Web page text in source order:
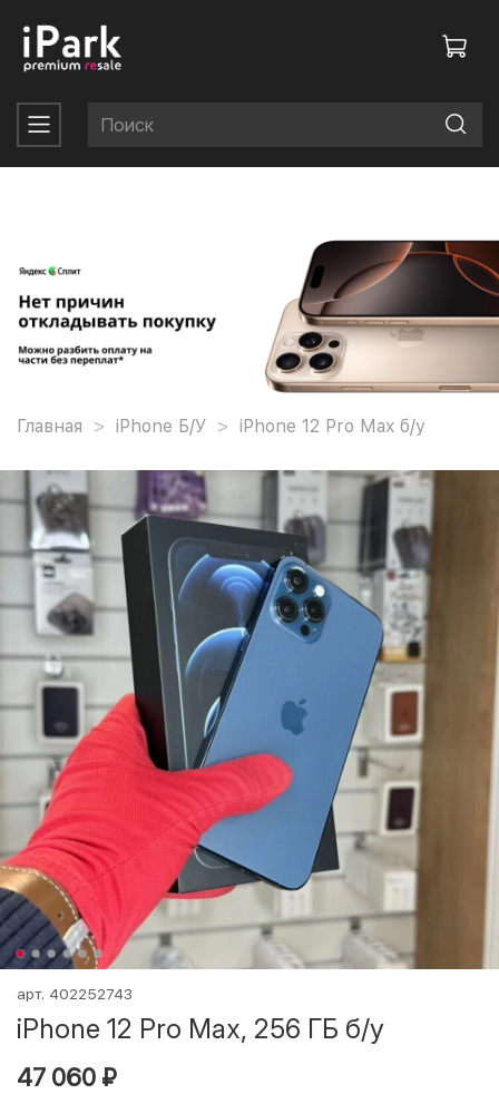
Главная iPhone Б/У iPhone 12 Pro Max б/у
арт. 402252743
iPhone 12 Pro Max, 256 ГБ б/у
47 060 ₽